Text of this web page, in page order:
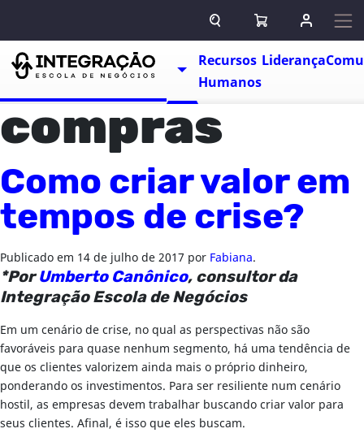
ABRIR CAMPO DE BUSCA
ABRIR CARRINHO
ENTRAR
Escolas
TOGGLE DROPDOWN
Recursos
Humanos
Liderança
compras
Como criar valor em
tempos de crise?
Publicado em 14 de julho de 2017 por Fabiana.
*PorUmberto Canônico, consultor da
Integração Escola de Negócios
Em um cenário de crise, no qual as perspectivas não são
favoráveis para quase nenhum segmento, há uma tendência de
que os clientes valorizem ainda mais o próprio dinheiro,
ponderando os investimentos. Para ser resiliente num cenário
hostil, as empresas devem trabalhar buscando criar valor para
seus clientes. Afinal, é isso que eles buscam.